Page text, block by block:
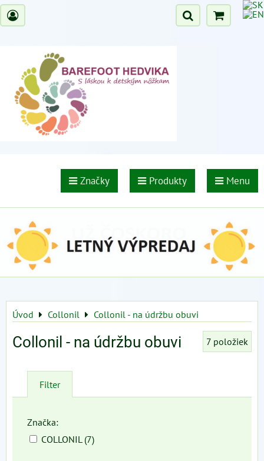
Značky Produkty Menu
Úvod Collonil Collonil - na údržbu obuvi
Collonil - na údržbu obuvi 7 položiek
Filter
Značka:
COLLONIL (7)